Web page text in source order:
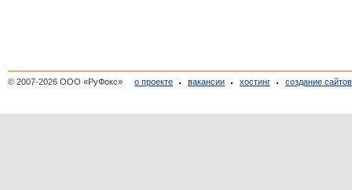
© 2007-2026 ООО «РуФокс» о проекте вакансии хостинг создание сайтов